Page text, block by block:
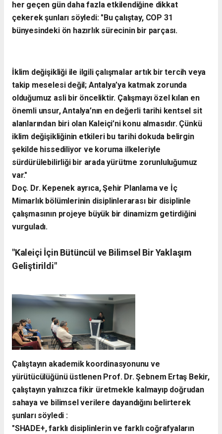
her geçen gün daha fazla etkilendiğine dikkat
çekerek şunları söyledi: ​"Bu çalıştay, COP 31
bünyesindeki ön hazırlık sürecinin bir parçası.
İklim değişikliği ile ilgili çalışmalar artık bir tercih veya
takip meselesi değil; Antalya’ya katmak zorunda
olduğumuz asli bir önceliktir. Çalışmayı özel kılan en
önemli unsur, Antalya’nın en değerli tarihi kentsel sit
alanlarından biri olan Kaleiçi’ni konu almasıdır. Çünkü
iklim değişikliğinin etkileri bu tarihi dokuda belirgin
şekilde hissediliyor ve koruma ilkeleriyle
sürdürülebilirliği bir arada yürütme zorunluluğumuz
var."
​Doç. Dr. Kepenek ayrıca, Şehir Planlama ve İç
Mimarlık bölümlerinin disiplinlerarası bir disiplinle
çalışmasının projeye büyük bir dinamizm getirdiğini
vurguladı.
​"Kaleiçi İçin Bütüncül ve Bilimsel Bir Yaklaşım
Geliştirildi"
​Çalıştayın akademik koordinasyonunu ve
yürütücülüğünü üstlenen Prof. Dr. Şebnem Ertaş Bekir,
çalıştayın yalnızca fikir üretmekle kalmayıp doğrudan
sahaya ve bilimsel verilere dayandığını belirterek
şunları söyledi :
​"SHADE+, farklı disiplinlerin ve farklı coğrafyaların